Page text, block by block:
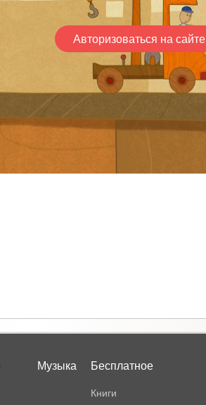
Авторизоваться на сайте
Музыка Бесплатное
Книги